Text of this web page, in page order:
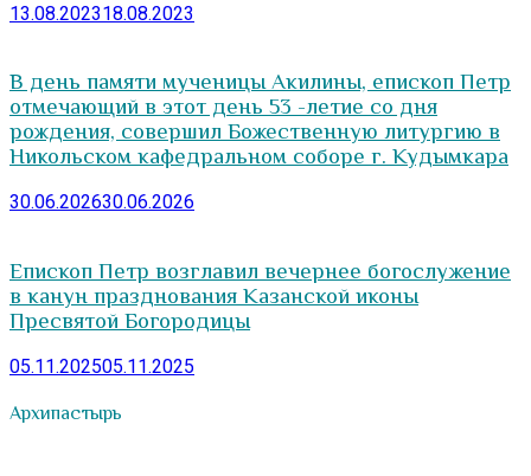
13.08.202318.08.2023
В день памяти мученицы Акилины, епископ Петр
отмечающий в этот день 53 -летие со дня
рождения, совершил Божественную литургию в
Никольском кафедральном соборе г. Кудымкара
30.06.202630.06.2026
Епископ Петр возглавил вечернее богослужение
в канун празднования Казанской иконы
Пресвятой Богородицы
05.11.202505.11.2025
Архипастырь